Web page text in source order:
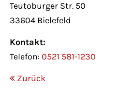
Teutoburger Str. 50
33604 Bielefeld
Kontakt:
Telefon: 0521 581-1230
Zurück